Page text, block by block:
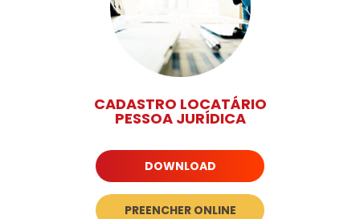
CADASTRO LOCATÁRIO
PESSOA JURÍDICA
DOWNLOAD
PREENCHER ONLINE